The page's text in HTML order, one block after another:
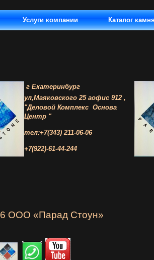
Услуги компании Каталог
г Екатеринбург
ул,Маяковского 25 аофис 912 ,
"Деловой Комплекс Основа
Центр "
тел:+7(343) 211-06-06
+7(922)-61-44-244
ООО «Парад Стоун»